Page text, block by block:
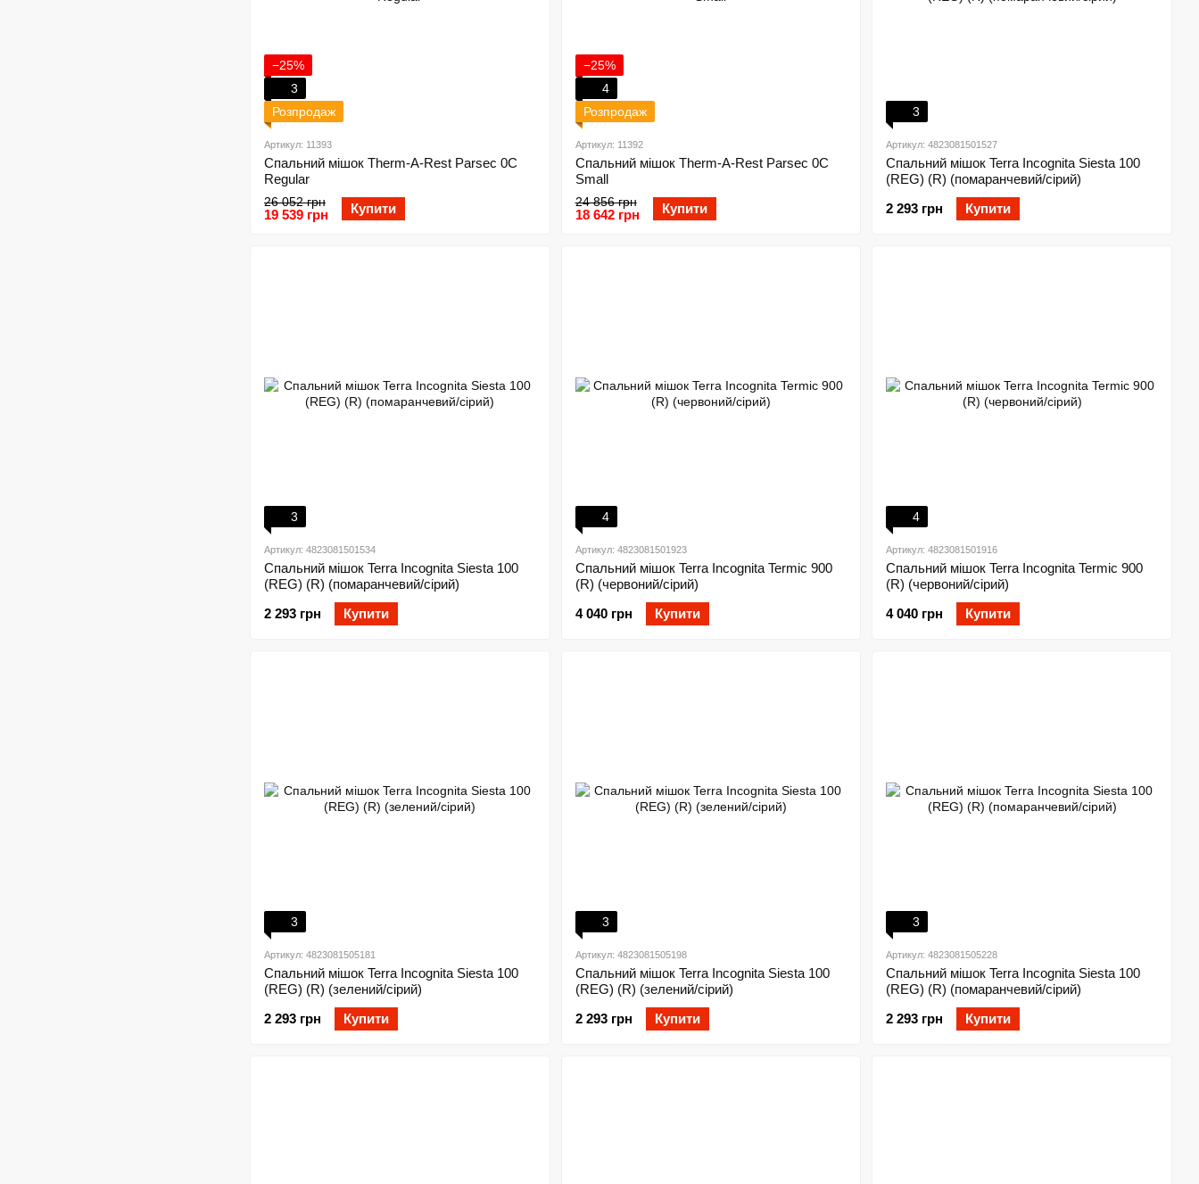
−25%
3
Розпродаж
Артикул: 11393
Спальний мішок Therm-A-Rest Parsec 0C
Regular
26 052 грн
19 539 грн Купити
−25%
4
Розпродаж
Артикул: 11392
Спальний мішок Therm-A-Rest Parsec 0C
Small
24 856 грн
18 642 грн Купити
3
Артикул: 4823081501527
Спальний мішок Terra Incognita Siesta 100
(REG) (R) (помаранчевий/сірий)
2 293 грн
Купити
3
Артикул: 4823081501534
Спальний мішок Terra Incognita Siesta 100
(REG) (R) (помаранчевий/сірий)
2 293 грн
Купити
4
Артикул: 4823081501923
Спальний мішок Terra Incognita Termic 900
(R) (червоний/сірий)
4 040 грн
Купити
4
Артикул: 4823081501916
Спальний мішок Terra Incognita Termic 900
(R) (червоний/сірий)
4 040 грн
Купити
3
Артикул: 4823081505181
Спальний мішок Terra Incognita Siesta 100
(REG) (R) (зелений/сірий)
2 293 грн
Купити
3
Артикул: 4823081505198
Спальний мішок Terra Incognita Siesta 100
(REG) (R) (зелений/сірий)
2 293 грн
Купити
3
Артикул: 4823081505228
Спальний мішок Terra Incognita Siesta 100
(REG) (R) (помаранчевий/сірий)
2 293 грн
Купити